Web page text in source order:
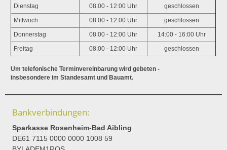
Dienstag 08:00 - 12:00 Uhr geschlossen
Mittwoch 08:00 - 12:00 Uhr geschlossen
Donnerstag 08:00 - 12:00 Uhr 14:00 - 16:00 Uhr
Freitag 08:00 - 12:00 Uhr geschlossen
Um telefonische Terminvereinbarung wird gebeten -
insbesondere im Standesamt und Bauamt.
Bankverbindungen:
Sparkasse Rosenheim-Bad Aibling
DE61 7115 0000 0000 1008 59